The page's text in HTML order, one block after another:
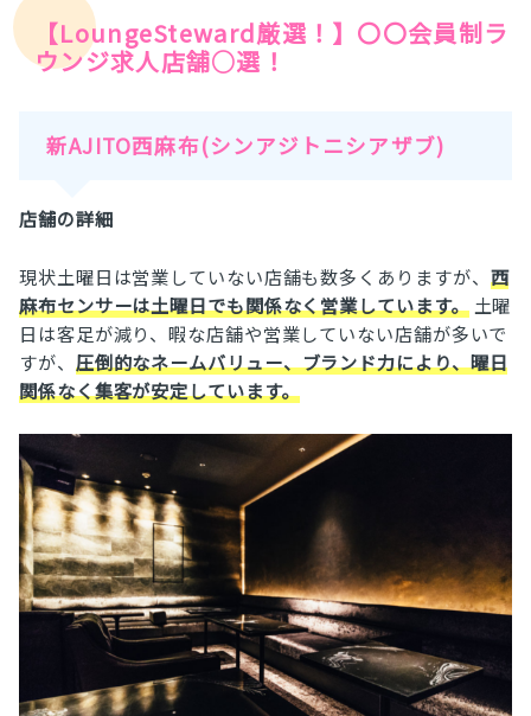
【LoungeSteward厳選！】〇〇会員制ラ
ウンジ求人店舗○選！
新AJITO西麻布(シンアジトニシアザブ)
店舗の詳細
現状土曜日は営業していない店舗も数多くありますが、 西
麻布センサーは土曜日でも関係なく営業しています。土曜
日は客足が減り、暇な店舗や営業していない店舗が多いで
すが、 圧倒的なネームバリュー、ブランド力により、曜日
関係なく集客が安定しています。